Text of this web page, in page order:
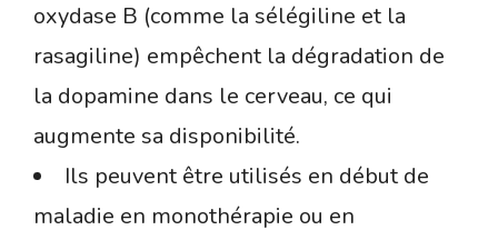
oxydase B (comme la sélégiline et la
rasagiline) empêchent la dégradation de
la dopamine dans le cerveau, ce qui
augmente sa disponibilité.
Ils peuvent être utilisés en début de
maladie en monothérapie ou en